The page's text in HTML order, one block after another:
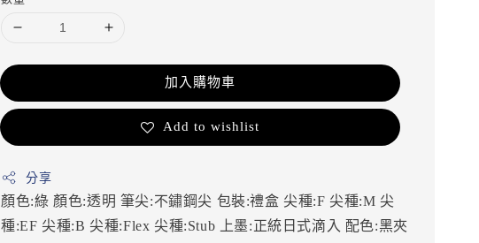
加入購物車
Add to wishlist
分享
顏色:綠 顏色:透明 筆尖:不鏽鋼尖 包裝:禮盒尖種:F尖種:M尖
種:EF尖種:B尖種:Flex 尖種:Stub 上墨:正統日式滴入 配色:黑夾